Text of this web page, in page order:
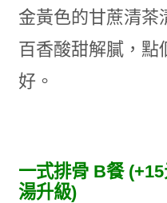
金黃色的甘蔗清茶
百香酸甜解膩，點
好。
一式排骨 B餐
湯升級)